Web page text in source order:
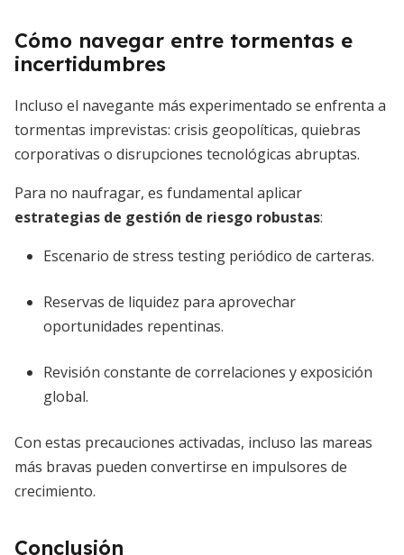
Cómo navegar entre tormentas e
incertidumbres
Incluso el navegante más experimentado se enfrenta a
tormentas imprevistas: crisis geopolíticas, quiebras
corporativas o disrupciones tecnológicas abruptas.
Para no naufragar, es fundamental aplicar
estrategias de gestión de riesgo robustas:
Escenario de stress testing periódico de carteras.
Reservas de liquidez para aprovechar
oportunidades repentinas.
Revisión constante de correlaciones y exposición
global.
Con estas precauciones activadas, incluso las mareas
más bravas pueden convertirse en impulsores de
crecimiento.
Conclusión